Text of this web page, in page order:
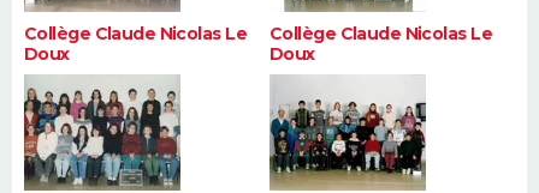
Collège Claude Nicolas Le
Doux
Collège Claude Nicolas Le
Doux